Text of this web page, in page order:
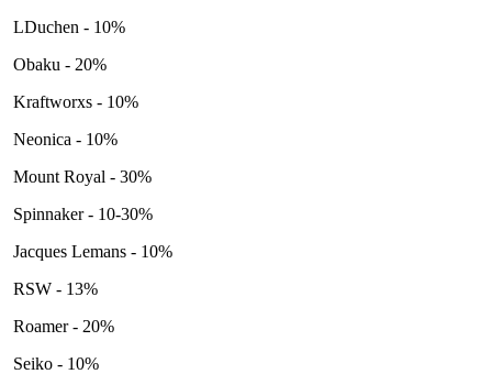
LDuchen - 10%
Obaku - 20%
Kraftworxs - 10%
Neonica - 10%
Mount Royal - 30%
Spinnaker - 10-30%
Jacques Lemans - 10%
RSW - 13%
Roamer - 20%
Seiko - 10%